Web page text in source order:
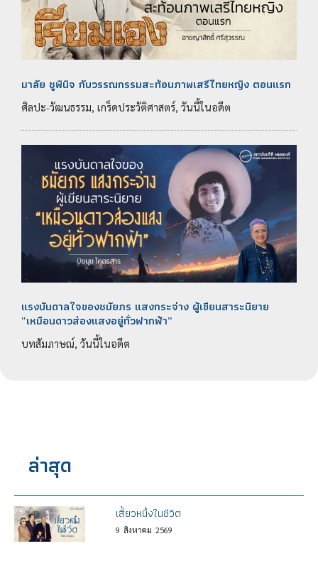
มาลัย ชูพินิจ กับวรรณกรรมสะท้อนภาพเสรีไทยหญิง ตอนแรก
ศิลปะ-วัฒนธรรม, เกร็ดประวัติศาสตร์, วันนี้ในอดีต
แรงบันดาลใจของชมัยภร แสงกระจ่าง ผู้เขียนสาระนิยาย
“เหมือนดาวส่องแสงอยู่ทั่วฟากฟ้า”
บทสัมภาษณ์, วันนี้ในอดีต
ล่าสุด
เสี้ยวหนึ่งในชีวิต
9 สิงหาคม 2569